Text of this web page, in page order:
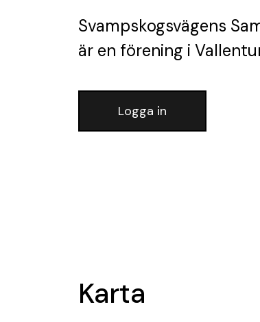
Svampskogsvägens
är en förening i
Logga in
Karta